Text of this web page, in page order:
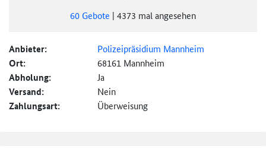
60 Gebote | 4373 mal angesehen
Anbieter: Polizeipräsidium Mannheim
Ort: 68161 Mannheim
Abholung: Ja
Versand: Nein
Zahlungsart: Überweisung